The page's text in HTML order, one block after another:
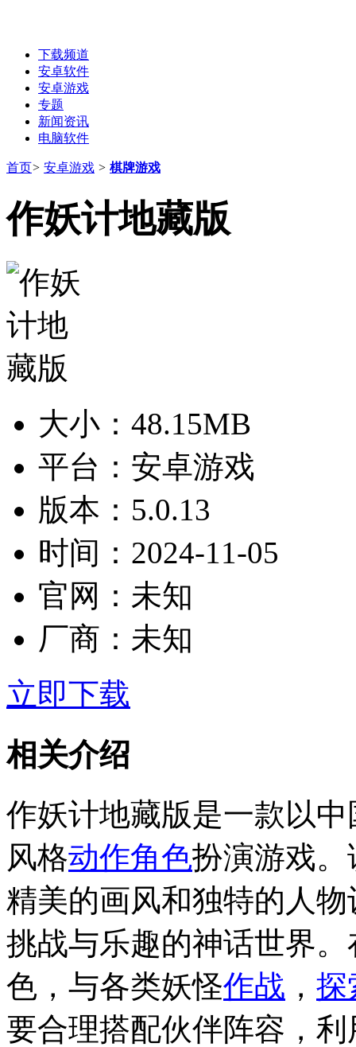
下载频道
安卓软件
安卓游戏
专题
新闻资讯
电脑软件
首页> 安卓游戏 > 棋牌游戏
作妖计地藏版
大小： 48.15MB
平台： 安卓游戏
版本： 5.0.13
时间： 2024-11-05
官网： 未知
厂商： 未知
立即下载
相关介绍
作妖计地藏版是一款以
风格动作角色扮演游戏
精美的画风和独特的人
挑战与乐趣的神话世界
色，与各类妖怪作战 ， 探
要合理搭配伙伴阵容，